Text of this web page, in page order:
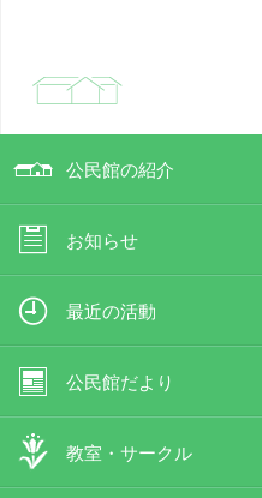
公民館の紹介
お知らせ
最近の活動
公民館だより
教室・サークル